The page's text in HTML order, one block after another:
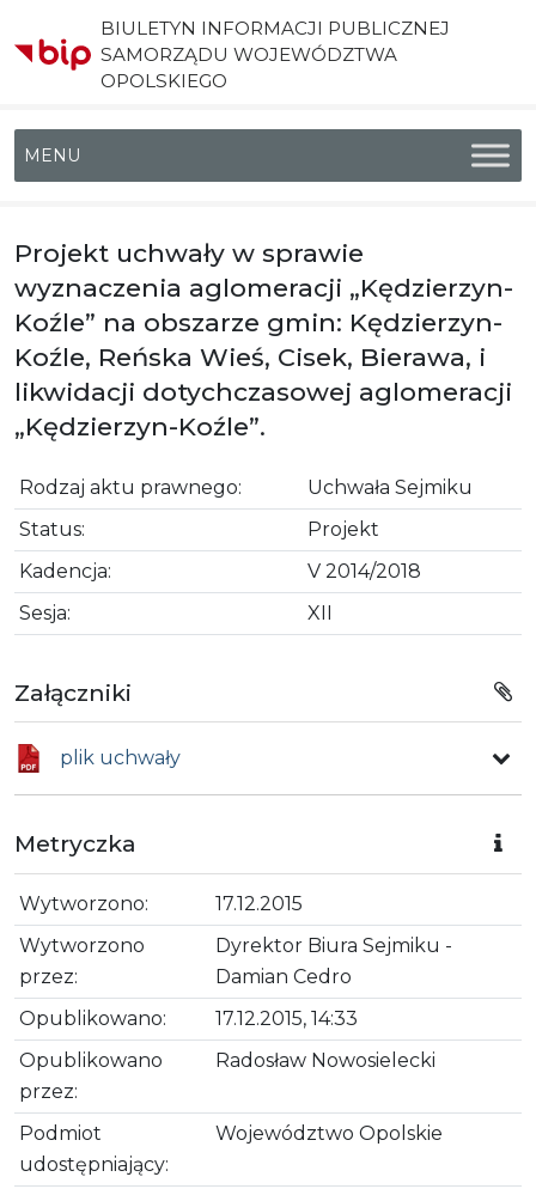
BIULETYN INFORMACJI PUBLICZNEJ
SAMORZĄDU WOJEWÓDZTWA
OPOLSKIEGO
Menu główne
Projekt uchwały w sprawie
wyznaczenia aglomeracji „Kędzierzyn-
Koźle” na obszarze gmin: Kędzierzyn-
Koźle, Reńska Wieś, Cisek, Bierawa, i
likwidacji dotychczasowej aglomeracji
„Kędzierzyn-Koźle”.
Rodzaj aktu prawnego:
Uchwała Sejmiku
Status:
Projekt
Kadencja:
V 2014/2018
Sesja:
XII
Załączniki
plik uchwały
Metryczka
Wytworzono:
17.12.2015
Wytworzono
przez:
Dyrektor Biura Sejmiku -
Damian Cedro
Opublikowano:
17.12.2015, 14:33
Opublikowano
przez:
Radosław Nowosielecki
Podmiot
udostępniający:
Województwo Opolskie